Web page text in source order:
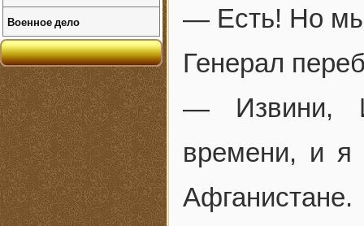
— Есть! Но
Генерал
— Извини,
времени, и я
Военное дело